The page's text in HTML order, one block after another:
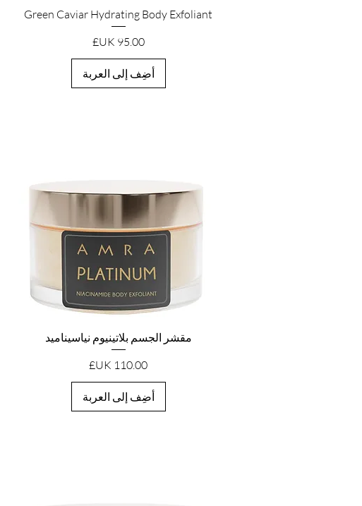
العرض السريع
Green Caviar Hydrating Body Exfoliant
السعر‏95.00 UK£
أضِف إلى العربة
العرض السريع
مقشر الجسم بلاتينيوم نياسيناميد
السعر
أضِف إلى العربة